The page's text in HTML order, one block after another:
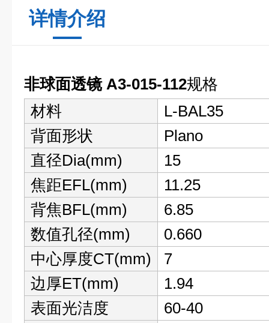
详情介绍
非球面透镜 A3-015-112规格
材料
L-BAL35
背面形状
Plano
直径Dia(mm)
15
焦距EFL(mm)
11.25
背焦BFL(mm)
6.85
数值孔径(mm)
0.660
中心厚度CT(mm)
7
边厚ET(mm)
1.94
表面光洁度
60-40